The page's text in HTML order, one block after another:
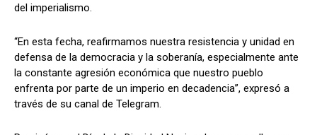
del imperialismo.
“En esta fecha, reafirmamos nuestra resistencia y unidad en
defensa de la democracia y la soberanía, especialmente ante
la constante agresión económica que nuestro pueblo
enfrenta por parte de un imperio en decadencia”, expresó a
través de su canal de Telegram.